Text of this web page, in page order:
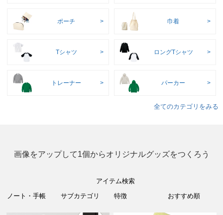
ポーチ 巾着
Tシャツ ロングTシャツ
トレーナー パーカー
全てのカテゴリをみる
画像をアップして1個からオリジナルグッズをつくろう
アイテム検索